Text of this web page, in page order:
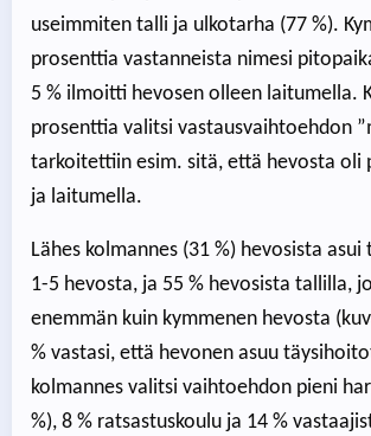
useimmiten talli ja ulkotarha (77 %).
prosenttia vastanneista nimesi
5 % ilmoitti hevosen olleen laitumella.
prosenttia valitsi vastausvaihtoehdon
tarkoitettiin esim. sitä, että hevosta oli
ja laitumella.
Lähes kolmannes (31 %) hevosista
1-5 hevosta, ja 55 % hevosista tallilla,
enemmän kuin kymmenen hevosta
% vastasi, että hevonen asuu
kolmannes valitsi vaihtoehdon pieni
%), 8 % ratsastuskoulu ja 14 %